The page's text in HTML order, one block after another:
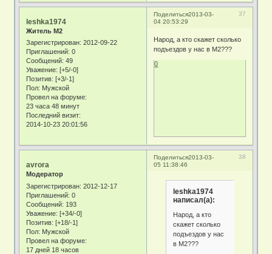
Поделиться 37
2013-03-
04 20:53:29
leshka1974
Житель М2
Зарегистрирован: 2012-09-22
Приглашений: 0
Сообщений: 49
Уважение: [+5/-0]
Позитив: [+3/-1]
Пол: Мужской
Провел на форуме:
23 часа 48 минут
Последний визит:
2014-10-23 20:01:56
Народ, а кто скажет сколько
подъездов у нас в М2???
0
Поделиться 38
2013-03-
05 11:38:46
avrora
Модератор
Зарегистрирован: 2012-12-17
Приглашений: 0
Сообщений: 193
Уважение: [+34/-0]
Позитив: [+18/-1]
Пол: Мужской
Провел на форуме:
17 дней 18 часов
leshka1974
написал(а):
Народ, а кто
скажет сколько
подъездов у нас
в М2???